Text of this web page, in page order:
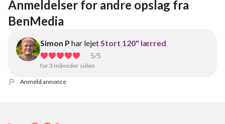
Anmeldelser for andre opslag fra
BenMedia
Simon P har lejetStort 120" lærred
5/5
for 3 måneder siden
Anmeld annonce